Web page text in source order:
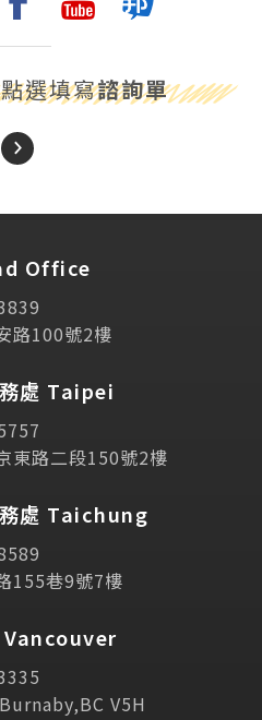
詢表單
即諮詢
推薦
選填寫諮詢單
Office
路100號2樓
處 Taipei
東路二段150號2樓
處 Taichung
155巷9號7樓
Vancouver
V5H